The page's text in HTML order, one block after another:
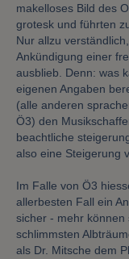
makelloses Bild des
grotesk und führten
Nur allzu
Ankündigung einer
ausblieb. Denn: was
eigenen Angaben
(alle anderen
Ö3) den
beachtliche
also eine Steigerung
Im Falle von Ö3
allerbesten Fall ein
sicher - mehr können
schlimmsten
als Dr. Mitsche dem